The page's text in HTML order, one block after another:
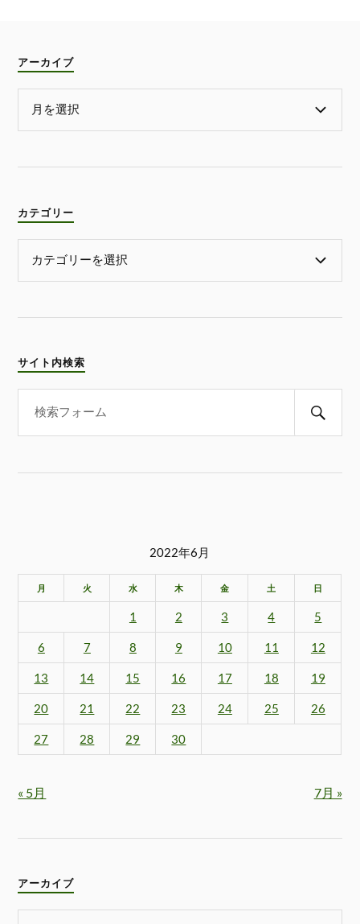
アーカイブ
カテゴリー
サイト内検索
2022年6月
月 火 水 木 金 土 日
1 2 3 4 5
6 7 8 9 10 11 12
13 14 15 16 17 18 19
20 21 22 23 24 25 26
27 28 29 30
« 5月 7月 »
アーカイブ